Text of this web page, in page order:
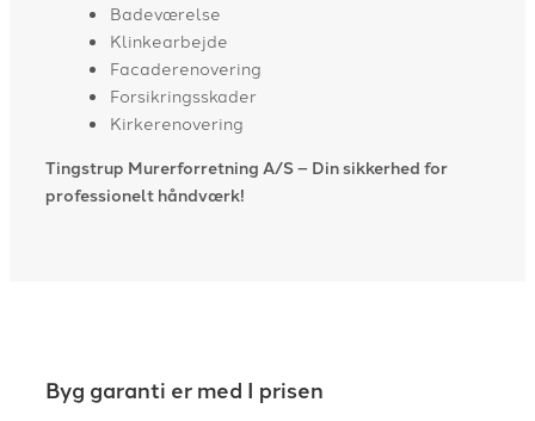
Badeværelse
Klinkearbejde
Facaderenovering
Forsikringsskader
Kirkerenovering
Tingstrup Murerforretning A/S – Din sikkerhed for
professionelt håndværk!
Byg garanti er med I prisen​